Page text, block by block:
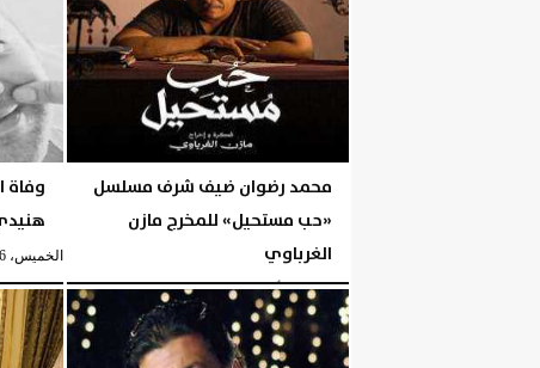
الخميس، 6 أغسطس 2026 05:56 مـ
محمد رضوان ضيف شرف مسلسل
«حب مستحيل» للمخرج مازن
الغرباوي
الخميس، 6 أغسطس 2026 05:51 مـ
وفاة
هنيدي
الخميس، 6 أغسطس 2026